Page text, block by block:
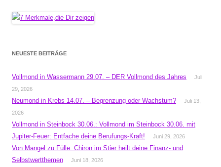
NEUESTE BEITRÄGE
Vollmond in Wassermann 29.07. – DER Vollmond des Jahres
Juli
29, 2026
Neumond in Krebs 14.07. – Begrenzung oder Wachstum?
Juli 13,
2026
Vollmond in Steinbock 30.06.: Vollmond im Steinbock 30.06. mit
Jupiter-Feuer: Entfache deine Berufungs-Kraft!
Juni 29, 2026
Von Mangel zu Fülle: Chiron im Stier heilt deine Finanz- und
Selbstwertthemen
Juni 18, 2026